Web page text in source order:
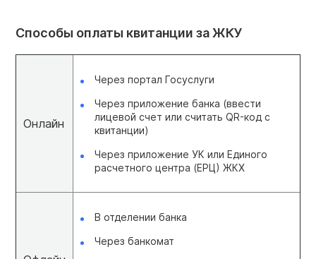
Способы оплаты квитанции за ЖКУ
Онлайн
Через портал Госуслуги
Через приложение банка (ввести
лицевой счет или считать QR-код с
квитанции)
Через приложение УК или Единого
расчетного центра (ЕРЦ) ЖКХ
В отделении банка
Через банкомат